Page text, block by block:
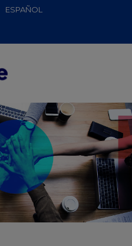
ESPAÑOL